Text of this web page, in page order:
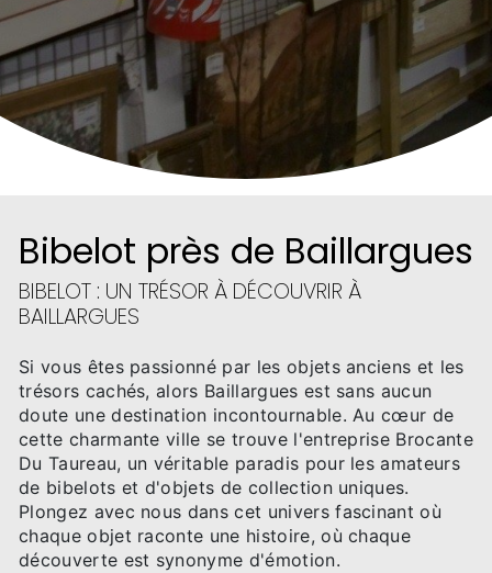
Bibelot près de Baillargues
BIBELOT : UN TRÉSOR À DÉCOUVRIR À
BAILLARGUES
Si vous êtes passionné par les objets anciens et les
trésors cachés, alors Baillargues est sans aucun
doute une destination incontournable. Au cœur de
cette charmante ville se trouve l'entreprise Brocante
Du Taureau, un véritable paradis pour les amateurs
de bibelots et d'objets de collection uniques.
Plongez avec nous dans cet univers fascinant où
chaque objet raconte une histoire, où chaque
découverte est synonyme d'émotion.